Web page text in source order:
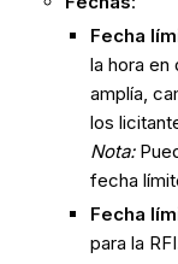
Fecha
la hora en
amplía,
los
Nota:
fecha
Fecha
para la